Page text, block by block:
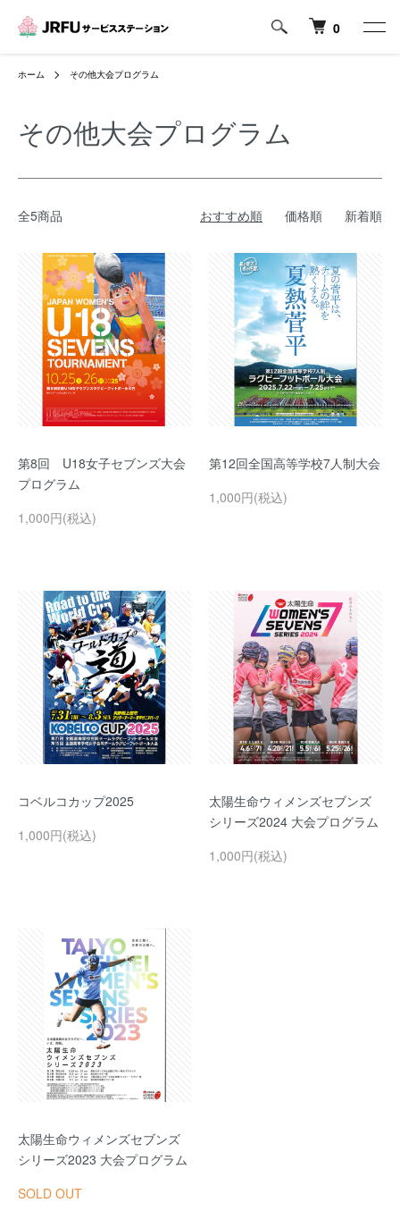
0
ホーム その他大会プログラム
その他大会プログラム
全5商品 おすすめ順 価格順 新着順
第8回 U18女子セブンズ大会
プログラム
1,000円(税込)
第12回全国高等学校7人制大会
1,000円(税込)
コベルコカップ2025
1,000円(税込)
太陽生命ウィメンズセブンズ
シリーズ2024 大会プログラム
1,000円(税込)
太陽生命ウィメンズセブンズ
シリーズ2023 大会プログラム
SOLD OUT